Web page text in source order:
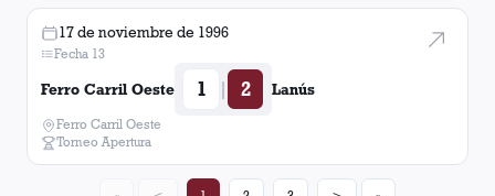
17 de noviembre de 1996
Fecha 13
Ferro Carril Oeste 1 | 2 Lanús
Ferro Carril Oeste
Torneo Apertura